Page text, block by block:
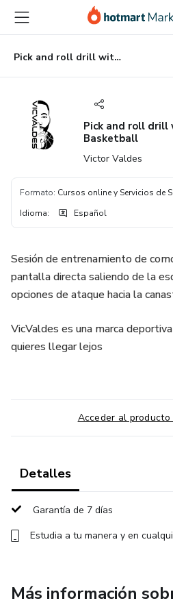
principal
página
de
página
Pick and roll drill with VicValdes Basketball
Pick and roll drill
Basketball
Victor Valdes
Formato: Cursos online y Servicios de
Idioma: Español
Sesión de entrenamiento de
pantalla directa saliendo de la
opciones de ataque hacia la
VicValdes es una marca
quieres llegar lejos
Acceder al producto
Detalles
Garantía de 7 días
Estudia a tu manera y en
Más información